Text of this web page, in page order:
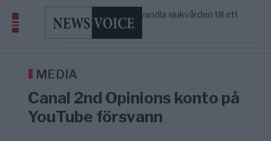
5/8
S och KD vill omvandla sjukvården till ett
geografiskt apartheidsystem
AFRIKA
Massiv anstormning till Ceuta – Misstankar
America” – Finally
MEDIA
Canal 2nd Opinions konto på
YouTube försvann